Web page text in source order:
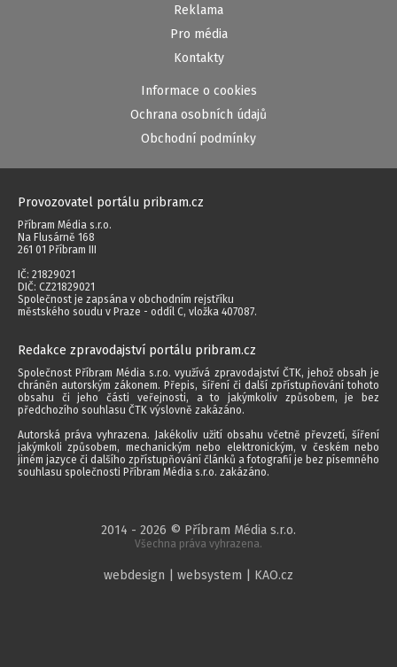
Reklama
Pro média
Kontakty
Informace o cookies
Ochrana osobních údajů
Obchodní podmínky
Provozovatel portálu pribram.cz
Příbram Média s.r.o.
Na Flusárně 168
261 01 Příbram III
IČ: 21829021
DIČ: CZ21829021
Společnost je zapsána v obchodním rejstříku
městského soudu v Praze - oddíl C, vložka 407087.
Redakce zpravodajství portálu pribram.cz
Společnost Příbram Média s.r.o. využívá zpravodajství ČTK, jehož obsah je
chráněn autorským zákonem. Přepis, šíření či další zpřístupňování tohoto
obsahu či jeho části veřejnosti, a to jakýmkoliv způsobem, je bez
předchozího souhlasu ČTK výslovně zakázáno.
Autorská práva vyhrazena. Jakékoliv užití obsahu včetně převzetí, šíření
jakýmkoli způsobem, mechanickým nebo elektronickým, v českém nebo
jiném jazyce či dalšího zpřístupňování článků a fotografií je bez písemného
souhlasu společnosti Příbram Média s.r.o. zakázáno.
2014 - 2026 © Příbram Média s.r.o.
Všechna práva vyhrazena.
webdesign | websystem | KAO.cz